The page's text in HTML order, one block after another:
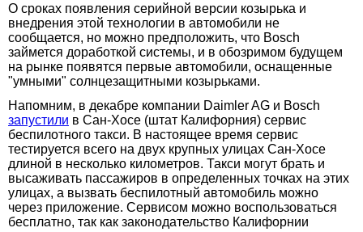
О сроках появления серийной версии козырька и
внедрения этой технологии в автомобили не
сообщается, но можно предположить, что Bosch
займется доработкой системы, и в обозримом будущем
на рынке появятся первые автомобили, оснащенные
"умными" солнцезащитными козырьками.
Напомним, в декабре компании Daimler AG и Bosch
запустили в Сан-Хосе (штат Калифорния) сервис
беспилотного такси. В настоящее время сервис
тестируется всего на двух крупных улицах Сан-Хосе
длиной в несколько километров. Такси могут брать и
высаживать пассажиров в определенных точках на этих
улицах, а вызвать беспилотный автомобиль можно
через приложение. Сервисом можно воспользоваться
бесплатно, так как законодательство Калифорнии